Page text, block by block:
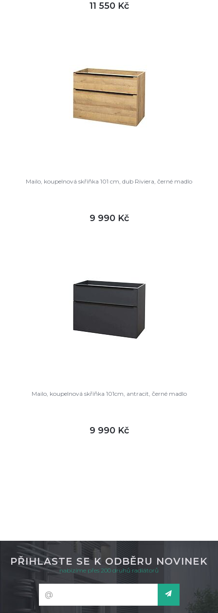
11 550 Kč
Mailo, koupelnová skříňka 101 cm, dub Riviera, černé madlo
9 990 Kč
Mailo, koupelnová skříňka 101cm, antracit, černé madlo
9 990 Kč
PŘIHLASTE SE K ODBĚRU NOVINEK
nabízíme přes 200 druhů radiátorů